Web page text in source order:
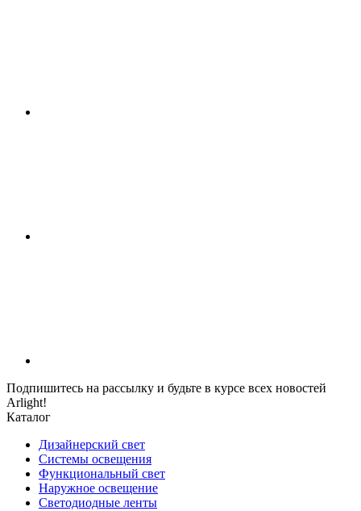
Подпишитесь на рассылку и будьте в курсе всех новостей
Arlight!
Каталог
Дизайнерский свет
Системы освещения
Функциональный свет
Наружное освещение
Светодиодные ленты